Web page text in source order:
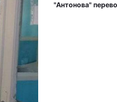
"Антонова"